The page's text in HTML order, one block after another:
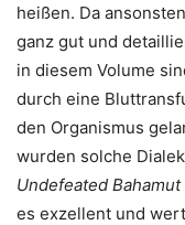
heißen. Da
ganz gut und
in diesem Volume
durch eine
den Organismus
wurden solche
Undefeated
es exzellent und